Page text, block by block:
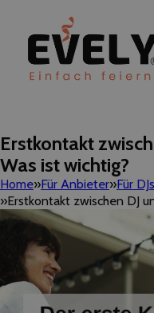
Erstkontakt
Was ist wichtig?
Home Für Anbieter Für DJs
Erstkontakt zwischen DJ